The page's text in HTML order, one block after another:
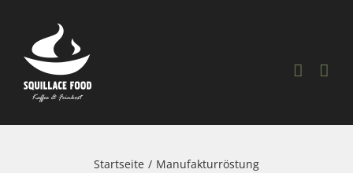
content
Startseite Manufakturröstung